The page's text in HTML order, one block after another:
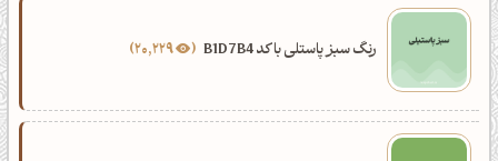
رنگ سبز پاستلی با کد B1D7B4 20,229